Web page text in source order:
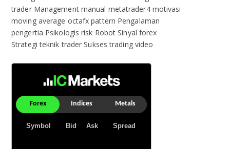
trader Management manual metatrader4 motivasi
moving average octafxpattern Pengalaman
pengertia Psikologisrisk RobotSinyal forex
Strategitekniktrader Suksestrading video